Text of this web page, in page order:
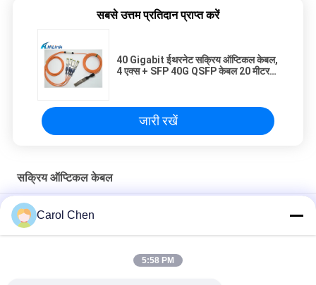
सबसे उत्तम प्रतिदान प्राप्त करें
40 Gigabit ईथरनेट सक्रिय ऑप्टिकल केबल,
4 एक्स + SFP 40G QSFP केबल 20 मीटर
जारी रखें
सक्रिय ऑप्टिकल केबल
AOC 5M OM3 850nm MPO SFP सक्रिय ऑप्टिकल केबल QSFP28 से
QSFP28Carol Chen
5:58 PM